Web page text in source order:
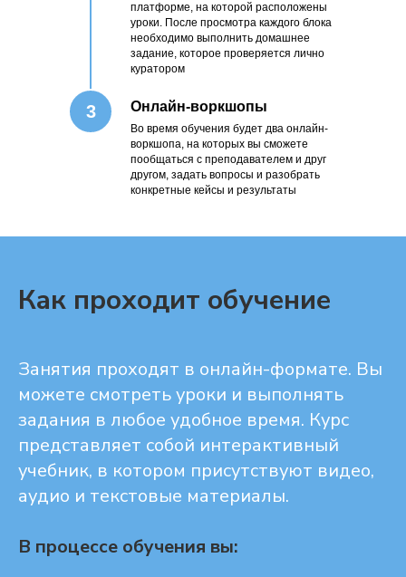
платформе, на которой расположены
уроки. После просмотра каждого блока
необходимо выполнить домашнее
задание, которое проверяется лично
куратором
Во время обучения будет два онлайн-
воркшопа, на которых вы сможете
пообщаться с преподавателем и друг
другом, задать вопросы и разобрать
конкретные кейсы и результаты
Онлайн-воркшопы
3
Как проходит обучение
Занятия проходят в онлайн-формате. Вы
можете смотреть уроки и выполнять
задания в любое удобное время. Курс
представляет собой интерактивный
учебник, в котором присутствуют видео,
аудио и текстовые материалы.
В процессе обучения вы: